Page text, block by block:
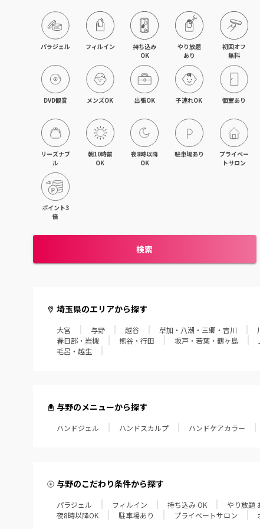
飯能・東飯能
春日部・岩槻
熊谷・行田
坂戸・若葉・鶴ヶ島
上尾・桶川・鴻巣
久喜・幸手・蓮田
パラジェル フィルイン
持ち込み
OK
やり放題
あり
初回オフ
無料
DVD観賞 メンズOK 出張OK 子連れOK 個室あり
リーズナブ
ル
朝10時前
OK
夜8時以降
OK
駐車場あり
プライベー
トサロン
ポイント3
倍
検索
埼玉県のエリアから探す
大宮 与野 越谷 草加・八潮・三郷・吉川
春日部・岩槻
熊谷・行田 坂戸・若葉・鶴ヶ島
毛呂・越生
与野のメニューから探す
ハンドジェル ハンドスカルプ ハンドケアカラー
与野のこだわり条件から探す
パラジェル フィルイン 持ち込み OK やり放題
夜8時以降OK
駐車場あり プライベートサロン